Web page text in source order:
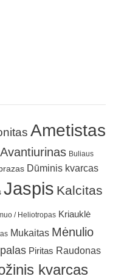
Ametistas
Avantiurinas Buliaus
Dūminis kvarcas
Jaspis Kalcitas
/ Heliotropas Kriauklė
Mukaitas Mėnulio
Piritas Raudonas
kvarcas